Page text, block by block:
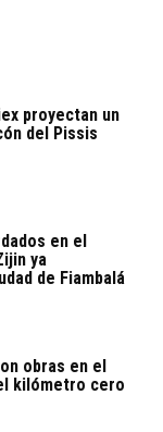
proyectan un
del Pissis
en el
ya
de Fiambalá
obras en el
kilómetro cero